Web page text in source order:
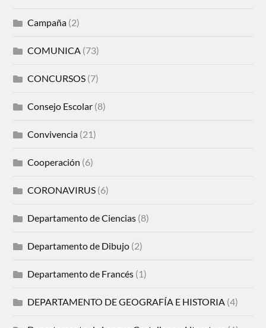
Campaña (2)
COMUNICA (73)
CONCURSOS (7)
Consejo Escolar (8)
Convivencia (21)
Cooperación (6)
CORONAVIRUS (6)
Departamento de Ciencias (8)
Departamento de Dibujo (2)
Departamento de Francés (1)
DEPARTAMENTO DE GEOGRAFÍA E HISTORIA (4)